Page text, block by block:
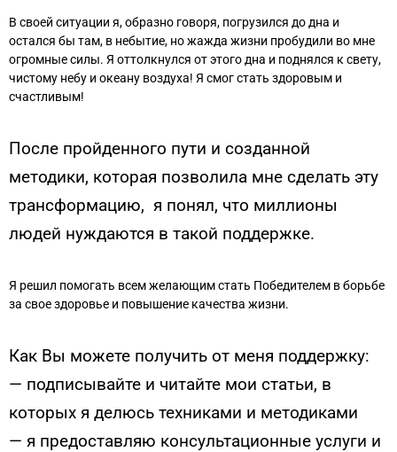
В своей ситуации я, образно говоря, погрузился до дна и
остался бы там, в небытие, но жажда жизни пробудили во мне
огромные силы. Я оттолкнулся от этого дна и поднялся к свету,
чистому небу и океану воздуха! Я смог стать здоровым и
счастливым!
После пройденного пути и созданной
методики, которая позволила мне сделать эту
трансформацию, я понял, что миллионы
людей нуждаются в такой поддержке.
Я решил помогать всем желающим стать Победителем в борьбе
за свое здоровье и повышение качества жизни.
Как Вы можете получить от меня поддержку:
— подписывайте и читайте мои статьи, в
которых я делюсь техниками и методиками
— я предоставляю консультационные услуги и